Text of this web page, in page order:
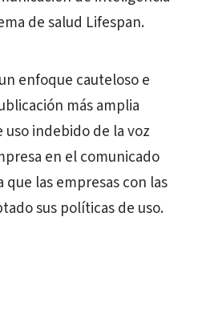
de salud Lifespan.
enfoque cauteloso e
más amplia
indebido de la voz
en el comunicado
las empresas con las
sus políticas de uso.